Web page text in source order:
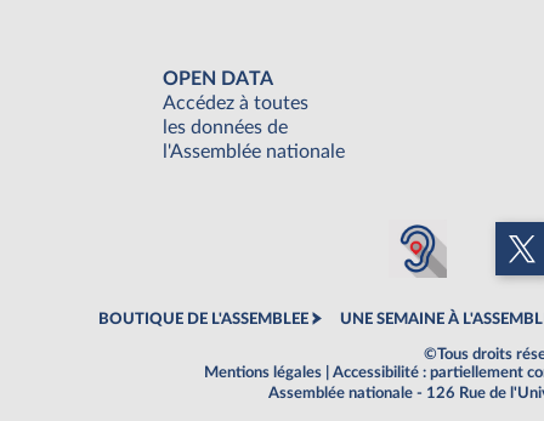
OPEN DATA
Accédez à toutes
les données de
l'Assemblée nationale
BOUTIQUE DE L'ASSEMBLEE UNE SEMAINE À
©Tous droits
Mentions légales
Accessibilité : partiellement
Assemblée nationale - 126 Rue de